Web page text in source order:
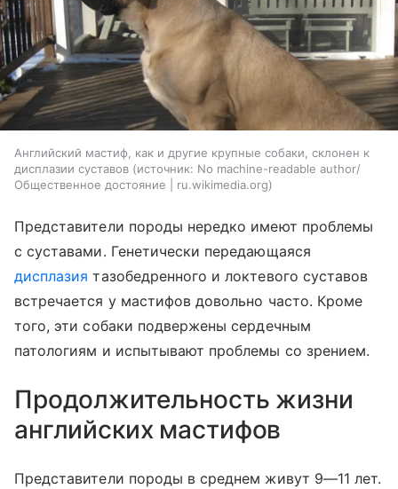
Английский мастиф, как и другие крупные собаки, склонен к
дисплазии суставов
источник: No machine-readable author/
Общественное достояние | ru.wikimedia.org
Представители породы нередко имеют проблемы
с суставами. Генетически передающаяся
дисплазия тазобедренного и локтевого суставов
встречается у мастифов довольно часто. Кроме
того, эти собаки подвержены сердечным
патологиям и испытывают проблемы со зрением.
Продолжительность жизни
английских мастифов
Представители породы в среднем живут 9—11 лет.